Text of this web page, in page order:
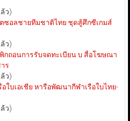
ว)
ซอลชายทีมชาติไทย ชุดสู้ศึกซีเกมส์
ว)
พิกถอนการรับจดทะเบียน บ.สื่อโฆษณา
ร
ว)
ใบเอเชีย หารือพัฒนากีฬาเรือใบไทย-
ว)